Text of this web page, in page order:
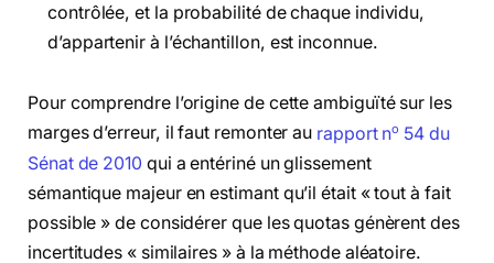
contrôlée, et la probabilité de chaque individu,
d’appartenir à l’échantillon, est inconnue.
Pour comprendre l’origine de cette ambiguïté sur les
marges d’erreur, il faut remonter au rapport no 54 du
Sénat de 2010 qui a entériné un glissement
sémantique majeur en estimant qu’il était « tout à fait
possible » de considérer que les quotas génèrent des
incertitudes « similaires » à la méthode aléatoire.